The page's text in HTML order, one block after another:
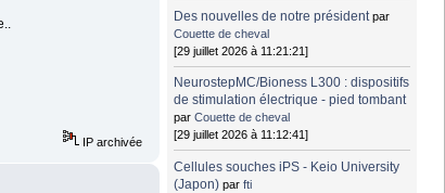
IP archivée
Des nouvelles de notre président par
Couette de cheval
[29 juillet 2026 à 11:21:21]
NeurostepMC/Bioness L300 : dispositifs
de stimulation électrique - pied tombant
parCouette de cheval
[29 juillet 2026 à 11:12:41]
Cellules souches iPS - Keio University
(Japon) parfti